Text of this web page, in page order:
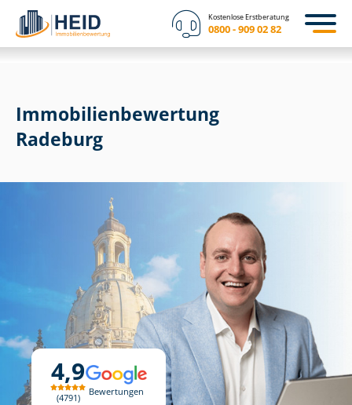
Kostenlose Erstberatung
0800 - 909 02 82
4,9
4791
Bewertungen
Immobilien­bewertung
Radeburg